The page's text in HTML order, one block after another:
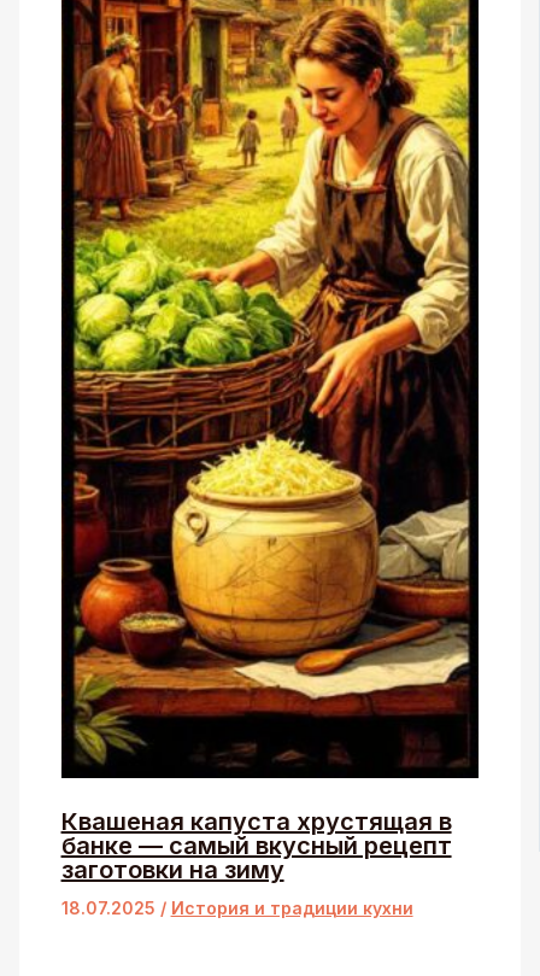
Квашеная капуста хрустящая в
банке — самый вкусный рецепт
заготовки на зиму
18.07.2025 / История и традиции кухни